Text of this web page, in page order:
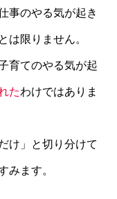
事のやる気が起き
は限りません。
育てのやる気が起
たわけではありま
け」と切り分けて
みます。